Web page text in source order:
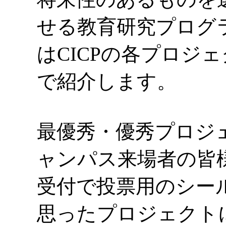
せる教育研究プログ
はCICPの各プロジ
で紹介します。
最優秀・優秀プロジ
ャンパス来場者の
受付で投票用のシー
思ったプロジェク